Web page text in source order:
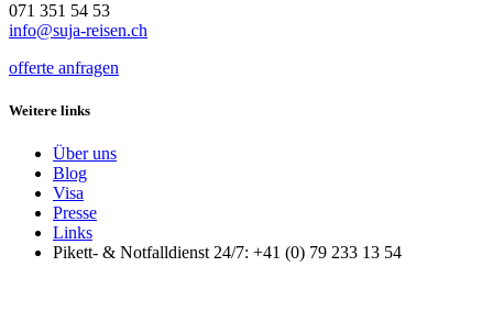
071 351 54 53
info@suja-reisen.ch
offerte anfragen
Weitere links
Über uns
Blog
Visa
Presse
Links
Pikett- & Notfalldienst 24/7: +41 (0) 79 233 13 54